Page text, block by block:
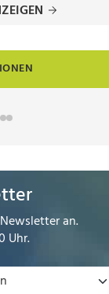
an.
Uhr.